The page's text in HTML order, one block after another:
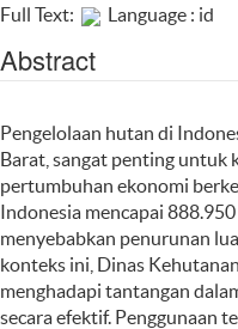
Full Text: Language : id
Abstract
Pengelolaan hutan di
Barat, sangat penting untuk
pertumbuhan ekonomi
Indonesia mencapai
menyebabkan penurunan
konteks ini, Dinas
menghadapi tantangan
secara efektif. Penggunaan